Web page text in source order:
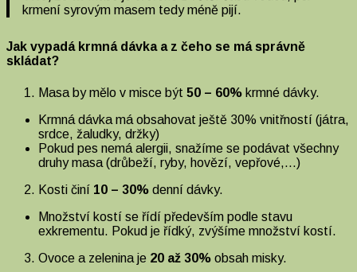
krmení syrovým masem tedy méně pijí.
Jak vypadá krmná dávka a z čeho se má správně
skládat?
Masa by mělo v misce být 50 – 60% krmné dávky.
Krmná dávka má obsahovat ještě 30% vnitřností (játra,
srdce, žaludky, držky)
Pokud pes nemá alergii, snažíme se podávat všechny
druhy masa (drůbeží, ryby, hovězí, vepřové,…)
Kosti činí 10 – 30% denní dávky.
Množství kostí se řídí především podle stavu
exkrementu. Pokud je řídký, zvýšíme množství kostí.
Ovoce a zelenina je 20 až 30% obsah misky.